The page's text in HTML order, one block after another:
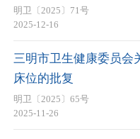
明卫〔2025〕71号
2025-12-16
三明市卫生健康委员会
床位的批复
明卫〔2025〕65号
2025-11-26